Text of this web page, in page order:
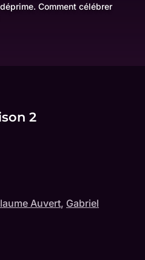
Comment célébrer
2
Auvert, Gabriel